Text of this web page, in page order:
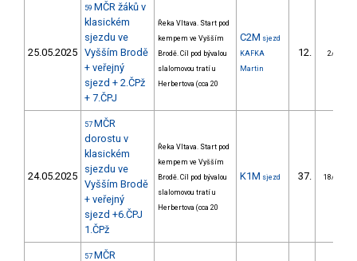
25.05.2025
59 MČR žáků v
klasickém
sjezdu ve
Vyšším Brodě
+ veřejný
sjezd + 2.ČPž
+ 7.ČPJ
Řeka Vltava. Start pod
kempem ve Vyšším
Brodě. Cíl pod bývalou
slalomovou tratí u
Herbertova (cca 20
C2M sjezd
KAFKA
Martin
12. 2/DM
24.05.2025
57 MČR
dorostu v
klasickém
sjezdu ve
Vyšším Brodě
+ veřejný
sjezd +6.ČPJ
1.ČPž
Řeka Vltava. Start pod
kempem ve Vyšším
Brodě. Cíl pod bývalou
slalomovou tratí u
Herbertova (cca 20
K1M sjezd 37. 18/DM
57 MČR